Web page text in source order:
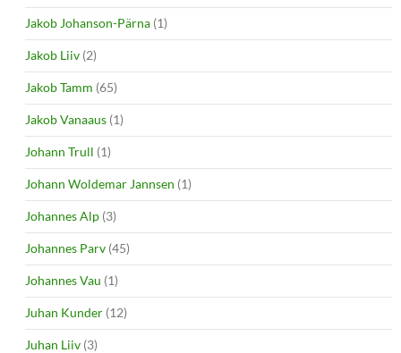
Jakob Johanson-Pärna (1)
Jakob Liiv (2)
Jakob Tamm (65)
Jakob Vanaaus (1)
Johann Trull (1)
Johann Woldemar Jannsen (1)
Johannes Alp (3)
Johannes Parv (45)
Johannes Vau (1)
Juhan Kunder (12)
Juhan Liiv (3)